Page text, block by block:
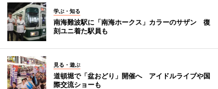
学ぶ・知る
南海難波駅に「南海ホークス」カラーのサザン 復
刻ユニ着た駅員も
見る・遊ぶ
道頓堀で「盆おどり」開催へ アイドルライブや国
際交流ショーも